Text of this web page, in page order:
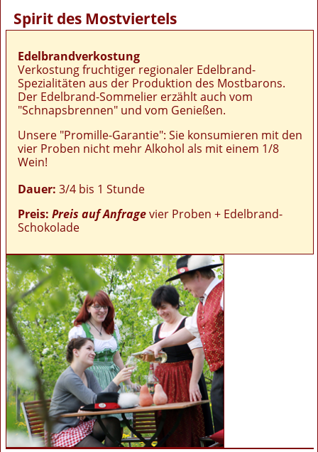
Spirit des Mostviertels
Edelbrandverkostung
Verkostung fruchtiger regionaler Edelbrand-
Spezialitäten aus der Produktion des Mostbarons.
Der Edelbrand-Sommelier erzählt auch vom
"Schnapsbrennen" und vom Genießen.
Unsere "Promille-Garantie": Sie konsumieren mit den
vier Proben nicht mehr Alkohol als mit einem 1/8
Wein!
Dauer: 3/4 bis 1 Stunde
Preis: Preis auf Anfragevier Proben + Edelbrand-
Schokolade